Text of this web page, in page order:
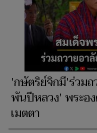
'กษัตริย์จิกมี'ร่วมถ
พันปีหลวง' พระอ
เมตตา